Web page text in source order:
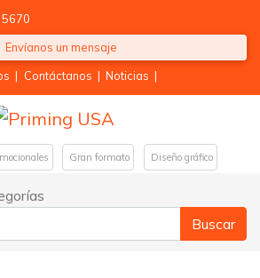
Envíanos un mensaje
| Contáctanos | Noticias |
Gran formato Diseño gráfico